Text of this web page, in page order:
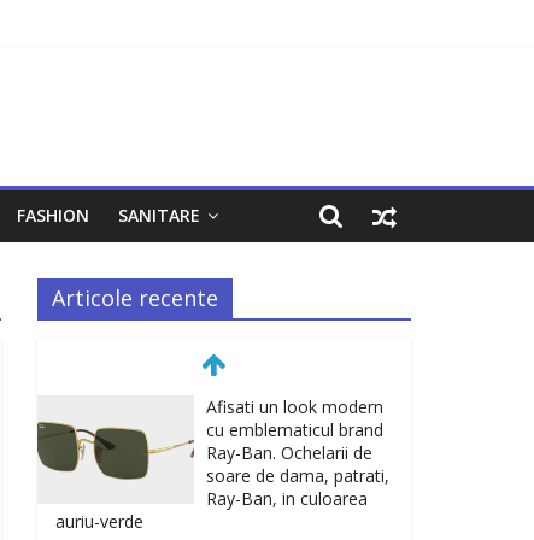
FASHION SANITARE
Articole recente
Afisati un look modern
cu emblematicul brand
Ray-Ban. Ochelarii de
soare de dama, patrati,
Ray-Ban, in culoarea
auriu-verde